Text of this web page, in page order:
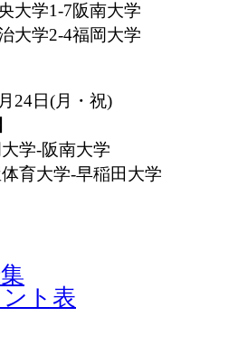
大学1-7阪南大学
大学2-4福岡大学
24日(月・祝)
学‐阪南大学
育大学‐早稲田大学
ト表